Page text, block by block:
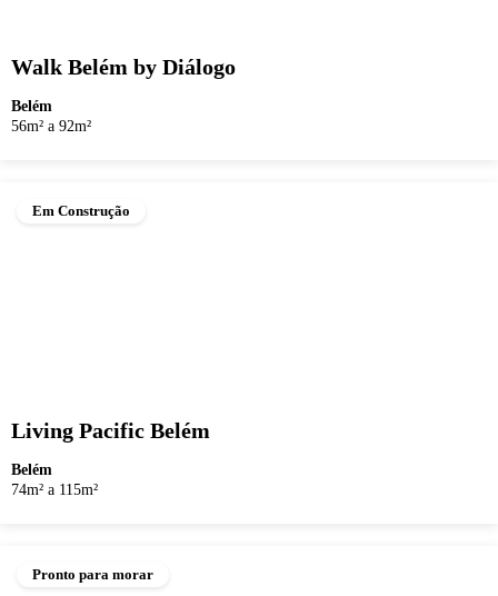
Walk Belém by Diálogo
Belém
56m² a 92m²
Em Construção
Living Pacific Belém
Belém
74m² a 115m²
Pronto para morar